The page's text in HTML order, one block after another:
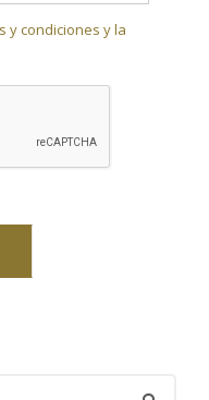
y condiciones y la